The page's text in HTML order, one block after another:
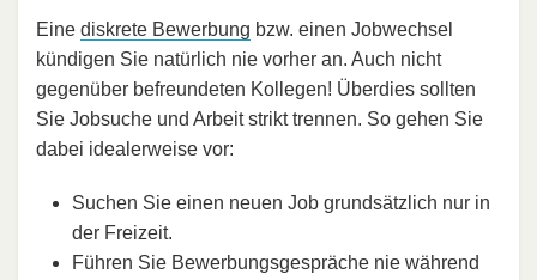
Eine diskrete Bewerbung bzw. einen Jobwechsel
kündigen Sie natürlich nie vorher an. Auch nicht
gegenüber befreundeten Kollegen! Überdies sollten
Sie Jobsuche und Arbeit strikt trennen. So gehen Sie
dabei idealerweise vor:
Suchen Sie einen neuen Job grundsätzlich nur in
der Freizeit.
Führen Sie Bewerbungsgespräche nie während